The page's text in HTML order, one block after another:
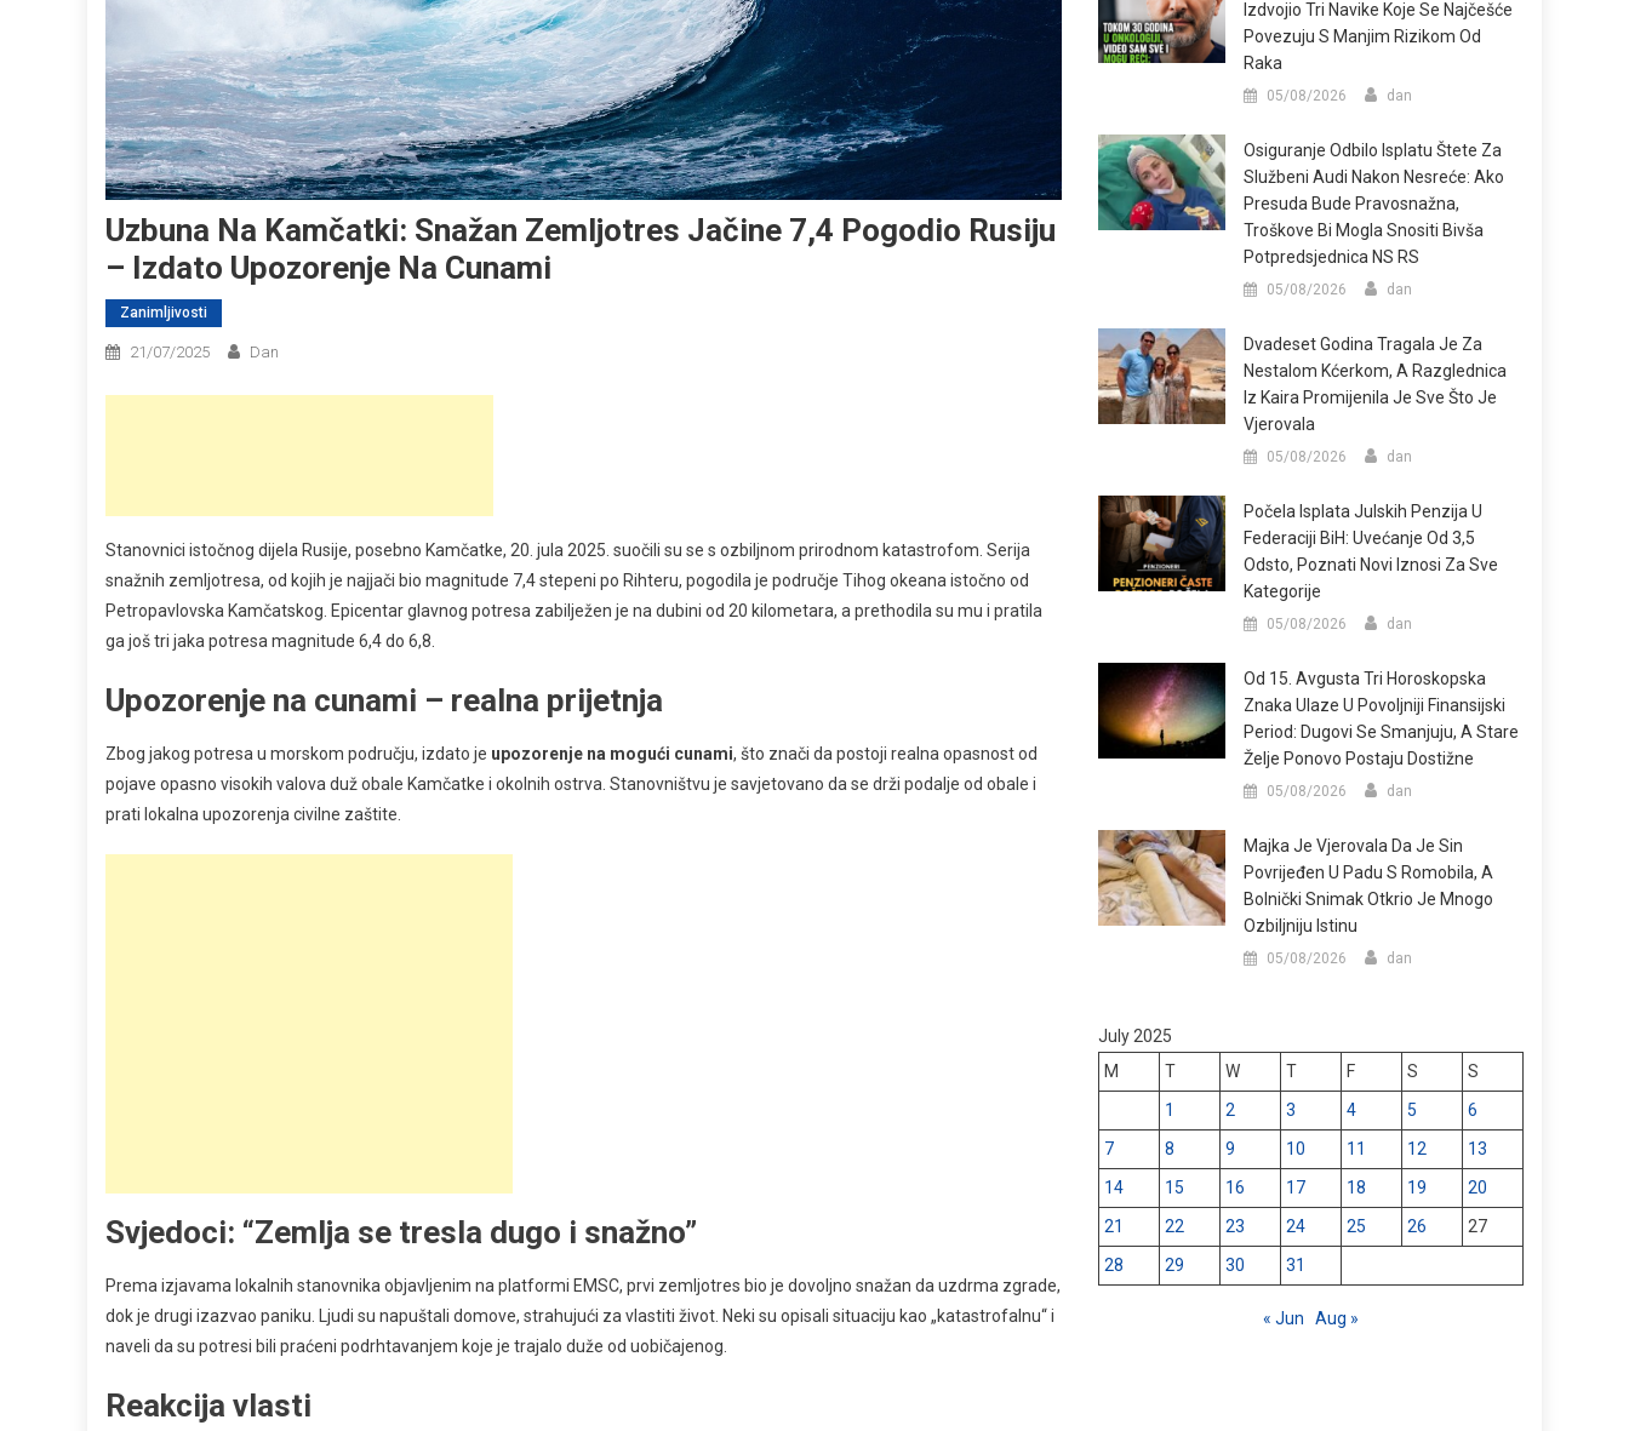
Uzbuna Na Kamčatki: Snažan Zemljotres Jačine 7,4 Pogodio Rusiju
– Izdato Upozorenje Na Cunami
Zanimljivosti
21/07/2025 Dan
Stanovnici istočnog dijela Rusije, posebno Kamčatke, 20. jula 2025. suočili su se s ozbiljnom prirodnom katastrofom. Serija
snažnih zemljotresa, od kojih je najjači bio magnitude 7,4 stepeni po Rihteru, pogodila je područje Tihog okeana istočno od
Petropavlovska Kamčatskog. Epicentar glavnog potresa zabilježen je na dubini od 20 kilometara, a prethodila su mu i pratila
ga još tri jaka potresa magnitude 6,4 do 6,8.
Upozorenje na cunami – realna prijetnja
Zbog jakog potresa u morskom području, izdato je upozorenje na mogući cunami, što znači da postoji realna opasnost od
pojave opasno visokih valova duž obale Kamčatke i okolnih ostrva. Stanovništvu je savjetovano da se drži podalje od obale i
prati lokalna upozorenja civilne zaštite.
Svjedoci: “Zemlja se tresla dugo i snažno”
Prema izjavama lokalnih stanovnika objavljenim na platformi EMSC, prvi zemljotres bio je dovoljno snažan da uzdrma zgrade,
dok je drugi izazvao paniku. Ljudi su napuštali domove, strahujući za vlastiti život. Neki su opisali situaciju kao „katastrofalnu“ i
naveli da su potresi bili praćeni podrhtavanjem koje je trajalo duže od uobičajenog.
Reakcija vlasti
Izdvojio Tri Navike Koje Se Najčešće
Povezuju S Manjim Rizikom Od
Raka
05/08/2026 dan
Osiguranje Odbilo Isplatu Štete Za
Službeni Audi Nakon Nesreće: Ako
Presuda Bude Pravosnažna,
Troškove Bi Mogla Snositi Bivša
Potpredsjednica NS RS
05/08/2026 dan
Dvadeset Godina Tragala Je Za
Nestalom Kćerkom, A Razglednica
Iz Kaira Promijenila Je Sve Što Je
Vjerovala
05/08/2026 dan
Počela Isplata Julskih Penzija U
Federaciji BiH: Uvećanje Od 3,5
Odsto, Poznati Novi Iznosi Za Sve
Kategorije
05/08/2026 dan
Od 15. Avgusta Tri Horoskopska
Znaka Ulaze U Povoljniji Finansijski
Period: Dugovi Se Smanjuju, A Stare
Želje Ponovo Postaju Dostižne
05/08/2026 dan
Majka Je Vjerovala Da Je Sin
Povrijeđen U Padu S Romobila, A
Bolnički Snimak Otkrio Je Mnogo
Ozbiljniju Istinu
05/08/2026 dan
July 2025
M
T W T F S
S
1
2 3 4 5
6
7
8 9 10 11 12
13
14
15 16 17 18 19
20
21
22 23 24 25 26
27
28
29 30 31
« Jun Aug »